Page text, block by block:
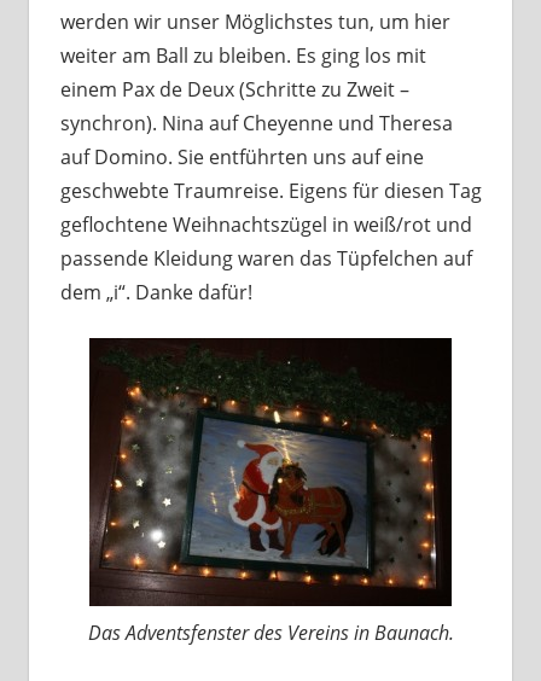
werden wir unser Möglichstes tun, um hier
weiter am Ball zu bleiben. Es ging los mit
einem Pax de Deux (Schritte zu Zweit –
synchron). Nina auf Cheyenne und Theresa
auf Domino. Sie entführten uns auf eine
geschwebte Traumreise. Eigens für diesen Tag
geflochtene Weihnachtszügel in weiß/rot und
passende Kleidung waren das Tüpfelchen auf
dem „i“. Danke dafür!
Das Adventsfenster des Vereins in Baunach.